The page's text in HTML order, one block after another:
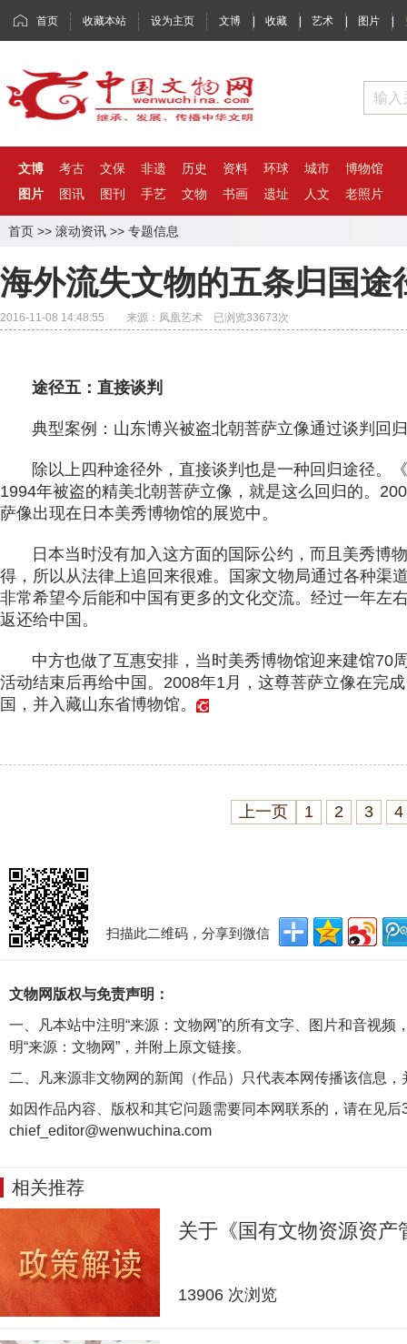
首页 收藏本站 设为主页 文博 | 收藏 | 艺术 | 图片 |
文博 考古 文保 非遗 历史 资料 环球 城市
博物馆
图片
图讯 图刊 手艺 文物 书画 遗址 人文 老照片
首页 >> 滚动资讯 >> 专题信息
海外流失文物的五条归国途
2016-11-08 14:48:55 来源：凤凰艺术 已浏览33673次
途径五：直接谈判
典型案例：山东博兴被盗北朝菩萨立像通过谈判回归
除以上四种途径外，直接谈判也是一种回归途径。
1994年被盗的精美北朝菩萨立像，就是这么回归的。
萨像出现在日本美秀博物馆的展览中。
日本当时没有加入这方面的国际公约，而且美秀博
得，所以从法律上追回来很难。国家文物局通过各种渠
非常希望今后能和中国有更多的文化交流。经过一年左
返还给中国。
中方也做了互惠安排，当时美秀博物馆迎来建馆70
活动结束后再给中国。2008年1月，这尊菩萨立像在完
国，并入藏山东省博物馆。
上一页 1 2 3 4
扫描此二维码，分享到微信
文物网版权与免责声明：
一、凡本站中注明“来源：文物网”的所有文字、图片和音视
明“来源：文物网”，并附上原文链接。
二、凡来源非文物网的新闻（作品）只代表本网传播该信息
如因作品内容、版权和其它问题需要同本网联系的，请在见后
chief_editor@wenwuchina.com
相关推荐
关于《国有文物资源资
13906 次浏览